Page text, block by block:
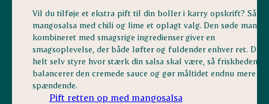
Vil du tilføje et ekstra pift til din boller i karry opskrift? Så er
mangosalsa med chili og lime et oplagt valg. Den søde mango
kombineret med smagsrige ingredienser giver en
smagsoplevelse, der både løfter og fuldender enhver ret. Du
helt selv styre hvor stærk din salsa skal være, så friskheden
balancerer den cremede sauce og gør måltidet endnu mere
spændende.
Pift retten op med mangosalsa